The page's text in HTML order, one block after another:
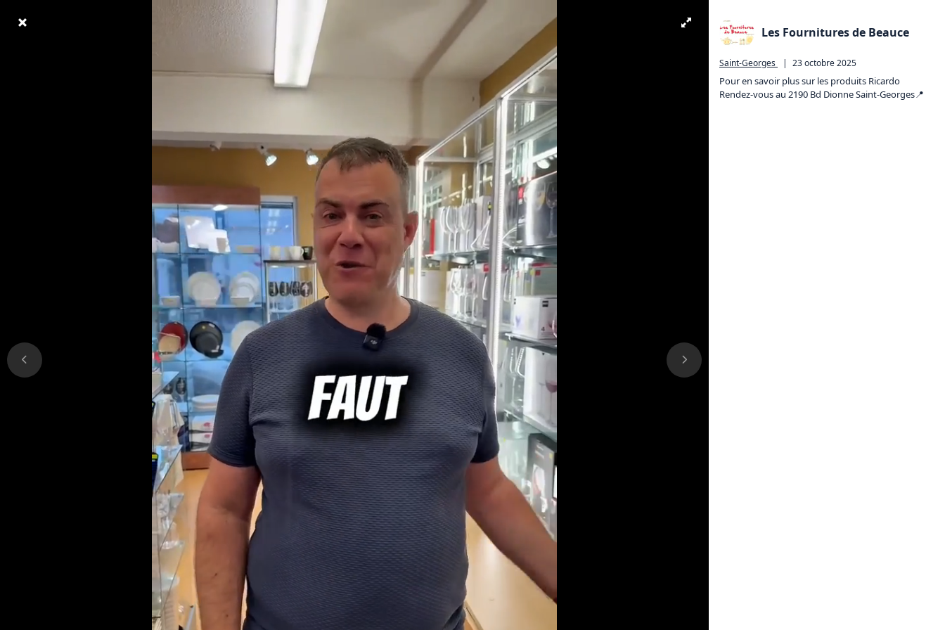
Les Fournitures de Beauce
Saint-Georges | 23 octobre 2025
Pour en savoir plus sur les produits Ricardo
Rendez-vous au 2190 Bd Dionne Saint-Georges📍